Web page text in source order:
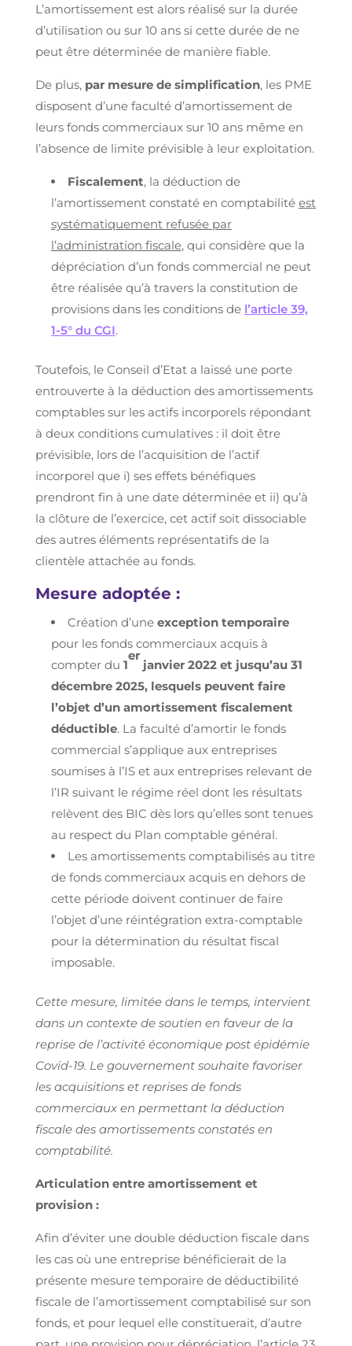
L’amortissement est alors réalisé sur la durée
d’utilisation ou sur 10 ans si cette durée de ne
peut être déterminée de manière fiable.
De plus, par mesure de simplification, les PME
disposent d’une faculté d’amortissement de
leurs fonds commerciaux sur 10 ans même en
l’absence de limite prévisible à leur exploitation.
Fiscalement, la déduction de
l’amortissement constaté en comptabilité est
systématiquement refusée par
l’administration fiscale, qui considère que la
dépréciation d’un fonds commercial ne peut
être réalisée qu’à travers la constitution de
provisions dans les conditions de l’article 39,
1-5° du CGI.
Toutefois, le Conseil d’Etat a laissé une porte
entrouverte à la déduction des amortissements
comptables sur les actifs incorporels répondant
à deux conditions cumulatives : il doit être
prévisible, lors de l’acquisition de l’actif
incorporel que i) ses effets bénéfiques
prendront fin à une date déterminée et ii) qu’à
la clôture de l’exercice, cet actif soit dissociable
des autres éléments représentatifs de la
clientèle attachée au fonds.
Mesure adoptée :
Création d’une exception temporaire
pour les fonds commerciaux acquis à
compter du 1
er
janvier 2022 et jusqu’au 31
décembre 2025, lesquels peuvent faire
l’objet d’un amortissement fiscalement
déductible. La faculté d’amortir le fonds
commercial s’applique aux entreprises
soumises à l’IS et aux entreprises relevant de
l’IR suivant le régime réel dont les résultats
relèvent des BIC dès lors qu’elles sont tenues
au respect du Plan comptable général.
Les amortissements comptabilisés au titre
de fonds commerciaux acquis en dehors de
cette période doivent continuer de faire
l’objet d’une réintégration extra-comptable
pour la détermination du résultat fiscal
imposable.
Cette mesure, limitée dans le temps, intervient
dans un contexte de soutien en faveur de la
reprise de l’activité économique post épidémie
Covid-19. Le gouvernement souhaite favoriser
les acquisitions et reprises de fonds
commerciaux en permettant la déduction
fiscale des amortissements constatés en
comptabilité.
Articulation entre amortissement et
provision :
Afin d’éviter une double déduction fiscale dans
les cas où une entreprise bénéficierait de la
présente mesure temporaire de déductibilité
fiscale de l’amortissement comptabilisé sur son
fonds, et pour lequel elle constituerait, d’autre